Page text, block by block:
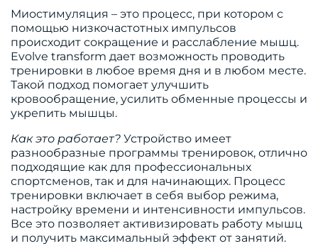
Миостимуляция – это процесс, при котором с
помощью низкочастотных импульсов
происходит сокращение и расслабление мышц.
Evolve transform дает возможность проводить
тренировки в любое время дня и в любом месте.
Такой подход помогает улучшить
кровообращение, усилить обменные процессы и
укрепить мышцы.
Как это работает? Устройство имеет
разнообразные программы тренировок, отлично
подходящие как для профессиональных
спортсменов, так и для начинающих. Процесс
тренировки включает в себя выбор режима,
настройку времени и интенсивности импульсов.
Все это позволяет активизировать работу мышц
и получить максимальный эффект от занятий.